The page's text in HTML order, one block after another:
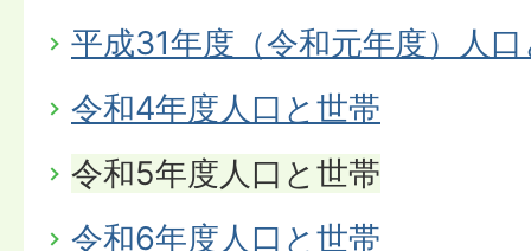
平成31年度（令和元年度）人
令和4年度人口と世帯
令和5年度人口と世帯
令和6年度人口と世帯